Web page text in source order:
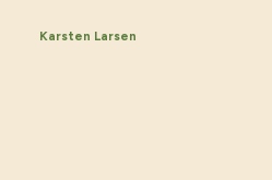
Karsten Larsen